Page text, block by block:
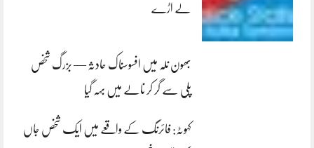
لے اڑے
بھون نلہ میں افسوسناک حادثہ — بزرگ شخص
پلی سے گر کر نالے میں بہہ گیا
کہوٹہ: فائرنگ کے واقعے میں ایک شخص جاں